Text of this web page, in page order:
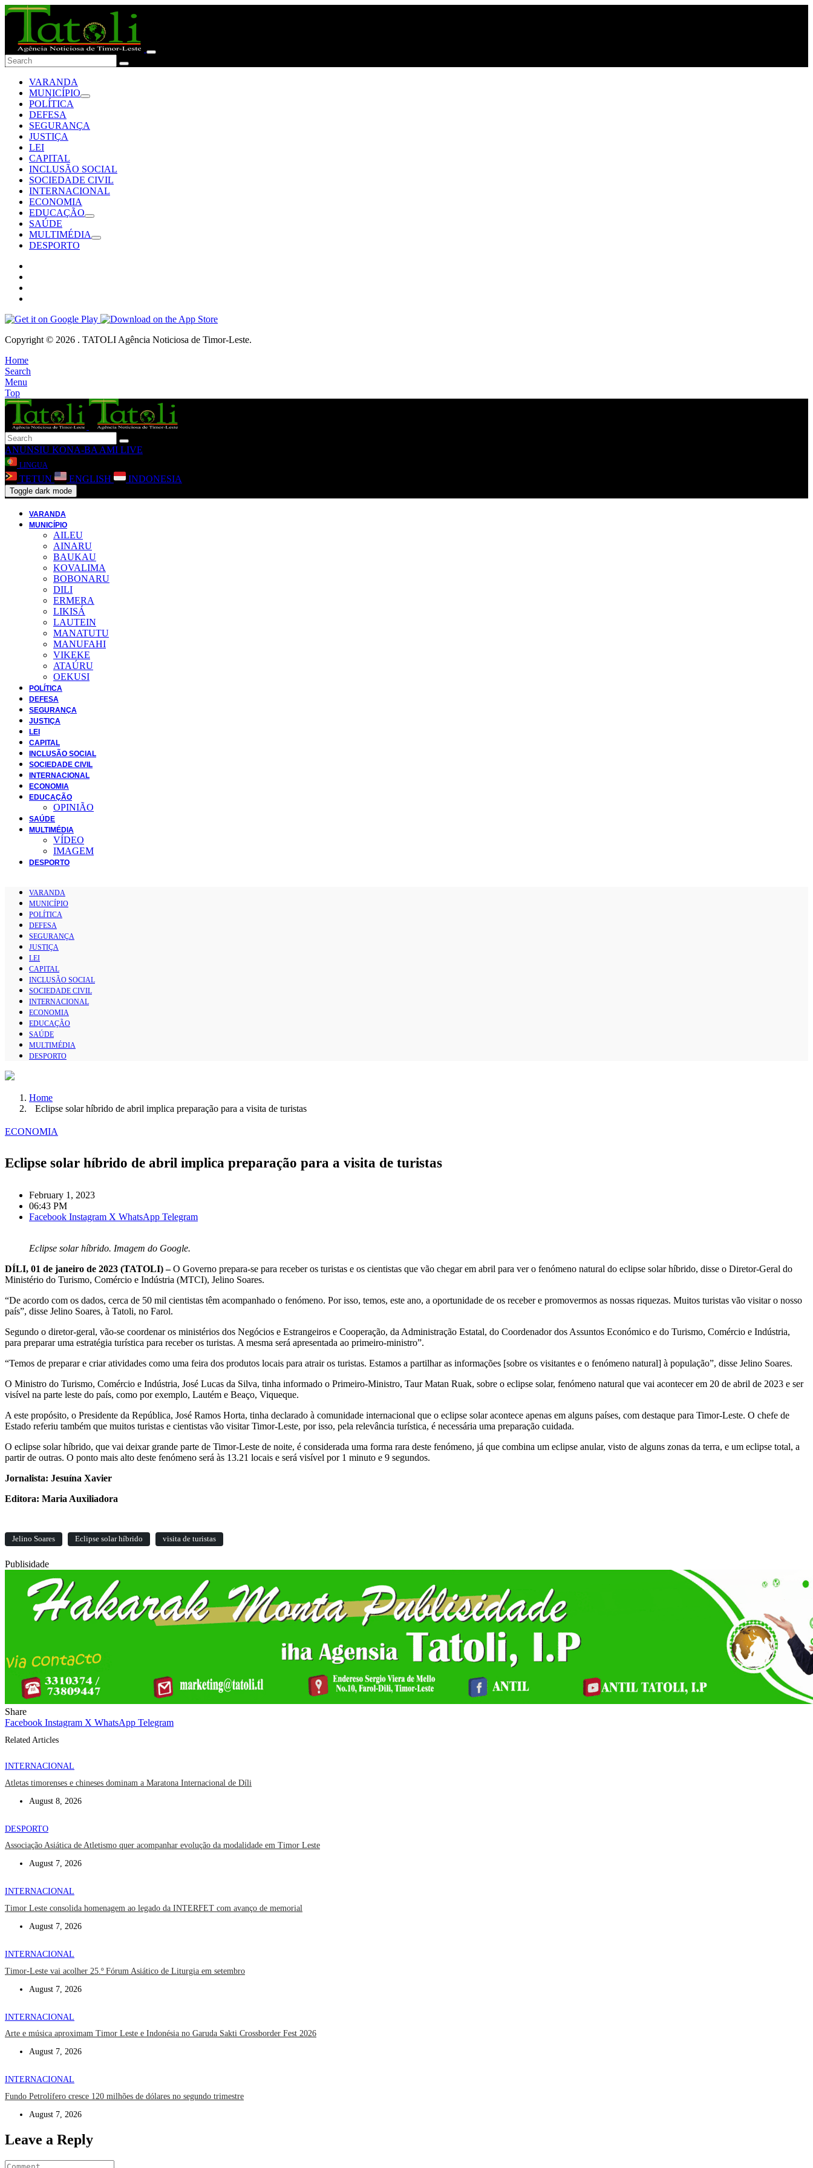
VARANDA
MUNICÍPIO
POLÍTICA
DEFESA
SEGURANÇA
JUSTIÇA
LEI
CAPITAL
INCLUSÃO SOCIAL
SOCIEDADE CIVIL
INTERNACIONAL
ECONOMIA
EDUCAÇÃO
SAÚDE
MULTIMÉDIA
DESPORTO
Copyright © 2026 . TATOLI Agência Noticiosa de Timor-Leste.
Home
Search
Menu
Top
ANUNSIU KONA-BA AMI LIVE
LINGUA
TETUN ENGLISH INDONESIA
Toggle dark mode
VARANDA
MUNICÍPIO
AILEU
AINARU
BAUKAU
KOVALIMA
BOBONARU
DILI
ERMERA
LIKISÁ
LAUTEIN
MANATUTU
MANUFAHI
VIKEKE
ATAÚRU
OEKUSI
POLÍTICA
DEFESA
SEGURANÇA
JUSTIÇA
LEI
CAPITAL
INCLUSÃO SOCIAL
SOCIEDADE CIVIL
INTERNACIONAL
ECONOMIA
EDUCAÇÃO
OPINIÃO
SAÚDE
MULTIMÉDIA
VÍDEO
IMAGEM
DESPORTO
VARANDA
MUNICÍPIO
POLÍTICA
DEFESA
SEGURANÇA
JUSTIÇA
LEI
CAPITAL
INCLUSÃO SOCIAL
SOCIEDADE CIVIL
INTERNACIONAL
ECONOMIA
EDUCAÇÃO
SAÚDE
MULTIMÉDIA
DESPORTO
Home
Eclipse solar híbrido de abril implica preparação para a visita de turistas
ECONOMIA
Eclipse solar híbrido de abril implica preparação para a visita de turistas
February 1, 2023
06:43 PM
Facebook Instagram X WhatsApp Telegram
Eclipse solar híbrido. Imagem do Google.
DÍLI, 01 de janeiro de 2023 (TATOLI) –O Governo prepara-se para receber os turistas e os cientistas que vão chegar em abril para ver o fenómeno natural do eclipse solar híbrido, disse o Diretor-Geral do
Ministério do Turismo, Comércio e Indústria (MTCI), Jelino Soares.
“De acordo com os dados, cerca de 50 mil cientistas têm acompanhado o fenómeno. Por isso, temos, este ano, a oportunidade de os receber e promovermos as nossas riquezas. Muitos turistas vão visitar o nosso
país”, disse Jelino Soares, à Tatoli, no Farol.
Segundo o diretor-geral, vão-se coordenar os ministérios dos Negócios e Estrangeiros e Cooperação, da Administração Estatal, do Coordenador dos Assuntos Económico e do Turismo, Comércio e Indústria,
para preparar uma estratégia turística para receber os turistas. A mesma será apresentada ao primeiro-ministro”.
“Temos de preparar e criar atividades como uma feira dos produtos locais para atrair os turistas. Estamos a partilhar as informações [sobre os visitantes e o fenómeno natural] à população”, disse Jelino Soares.
O Ministro do Turismo, Comércio e Indústria, José Lucas da Silva, tinha informado o Primeiro-Ministro, Taur Matan Ruak, sobre o eclipse solar, fenómeno natural que vai acontecer em 20 de abril de 2023 e ser
visível na parte leste do país, como por exemplo, Lautém e Beaço, Viqueque.
A este propósito, o Presidente da República, José Ramos Horta, tinha declarado à comunidade internacional que o eclipse solar acontece apenas em alguns países, com destaque para Timor-Leste. O chefe de
Estado referiu também que muitos turistas e cientistas vão visitar Timor-Leste, por isso, pela relevância turística, é necessária uma preparação cuidada.
O eclipse solar híbrido, que vai deixar grande parte de Timor-Leste de noite, é considerada uma forma rara deste fenómeno, já que combina um eclipse anular, visto de alguns zonas da terra, e um eclipse total, a
partir de outras. O ponto mais alto deste fenómeno será às 13.21 locais e será visível por 1 minuto e 9 segundos.
Jornalista: Jesuína Xavier
Editora: Maria Auxiliadora
Jelino Soares Eclipse solar híbrido visita de turistas
Publisidade
Share
Facebook Instagram X WhatsApp Telegram
Related Articles
INTERNACIONAL
Atletas timorenses e chineses dominam a Maratona Internacional de Díli
August 8, 2026
DESPORTO
Associação Asiática de Atletismo quer acompanhar evolução da modalidade em Timor Leste
August 7, 2026
INTERNACIONAL
Timor Leste consolida homenagem ao legado da INTERFET com avanço de memorial
August 7, 2026
INTERNACIONAL
Timor-Leste vai acolher 25.º Fórum Asiático de Liturgia em setembro
August 7, 2026
INTERNACIONAL
Arte e música aproximam Timor Leste e Indonésia no Garuda Sakti Crossborder Fest 2026
August 7, 2026
INTERNACIONAL
Fundo Petrolífero cresce 120 milhões de dólares no segundo trimestre
August 7, 2026
Leave a Reply